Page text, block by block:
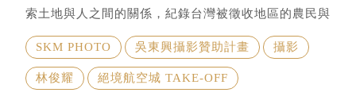
索土地與人之間的關係，紀錄台灣被徵收地區的農民與
地景，透過鏡頭保存正在消逝的地方記憶，並思索開發
背後的歷史與結構。在過
SKM PHOTO 吳東興攝影贊助計畫 攝影
林俊耀 絕境航空城 TAKE-OFF